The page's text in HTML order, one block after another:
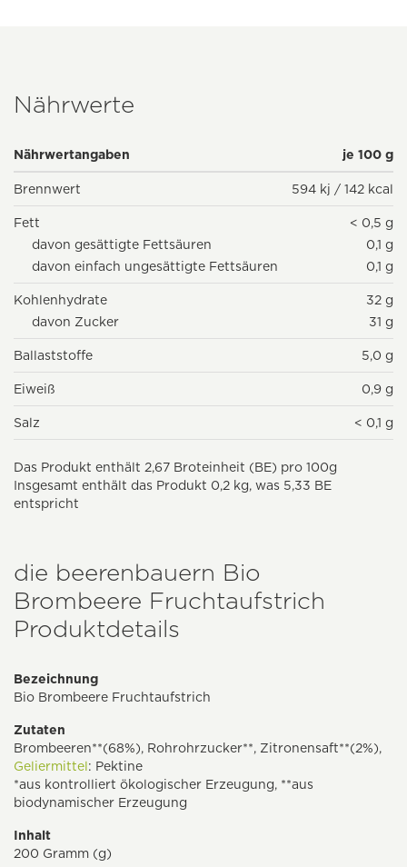
Nährwerte
Nährwertangaben je 100 g
Brennwert 594 kj / 142 kcal
Fett
< 0,5 g
davon gesättigte Fettsäuren
0,1 g
davon einfach ungesättigte Fettsäuren
0,1 g
Kohlenhydrate
32 g
davon Zucker
31 g
Ballaststoffe 5,0 g
Eiweiß 0,9 g
Salz < 0,1 g
Das Produkt enthält 2,67 Broteinheit (BE) pro 100g
Insgesamt enthält das Produkt 0,2 kg, was 5,33 BE
entspricht
die beerenbauern Bio
Brombeere Fruchtaufstrich
Produktdetails
Bezeichnung
Bio Brombeere Fruchtaufstrich
Zutaten
Brombeeren**(68%), Rohrohrzucker**, Zitronensaft**(2%),
Geliermittel: Pektine
*aus kontrolliert ökologischer Erzeugung, **aus
biodynamischer Erzeugung
Inhalt
200 Gramm (g)